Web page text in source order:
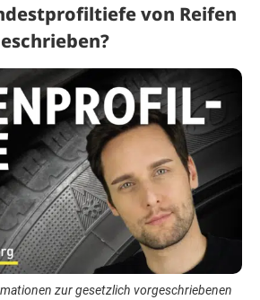
von Reifen
zur gesetzlich vorgeschriebenen